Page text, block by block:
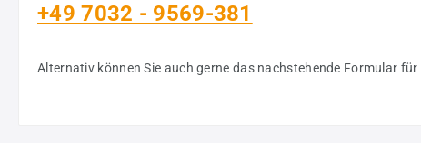
+49 7032 - 9569-381
Alternativ können Sie auch gerne das nachstehende Formular